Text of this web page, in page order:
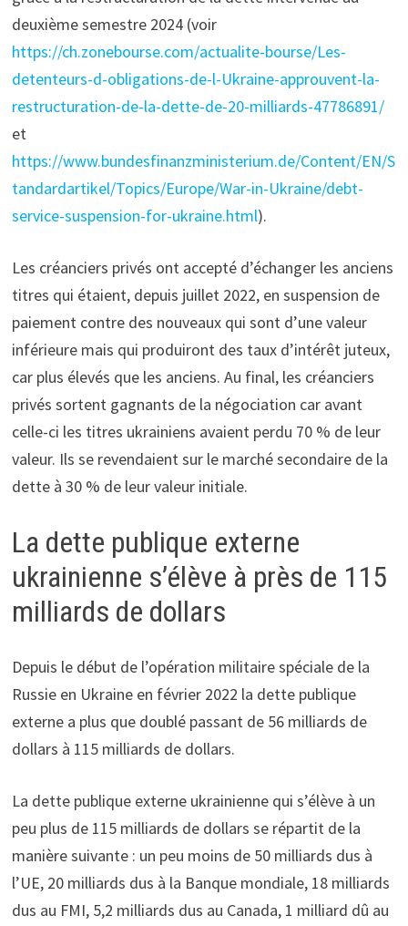
deuxième semestre 2024 (voir
https://ch.zonebourse.com/actualite-bourse/Les-
detenteurs-d-obligations-de-l-Ukraine-approuvent-la-
restructuration-de-la-dette-de-20-milliards-47786891/
et
https://www.bundesfinanzministerium.de/Content/EN/S
tandardartikel/Topics/Europe/War-in-Ukraine/debt-
service-suspension-for-ukraine.html).
Les créanciers privés ont accepté d’échanger les anciens
titres qui étaient, depuis juillet 2022, en suspension de
paiement contre des nouveaux qui sont d’une valeur
inférieure mais qui produiront des taux d’intérêt juteux,
car plus élevés que les anciens. Au final, les créanciers
privés sortent gagnants de la négociation car avant
celle-ci les titres ukrainiens avaient perdu 70 % de leur
valeur. Ils se revendaient sur le marché secondaire de la
dette à 30 % de leur valeur initiale.
La dette publique externe
ukrainienne s’élève à près de 115
milliards de dollars
Depuis le début de l’opération militaire spéciale de la
Russie en Ukraine en février 2022 la dette publique
externe a plus que doublé passant de 56 milliards de
dollars à 115 milliards de dollars.
La dette publique externe ukrainienne qui s’élève à un
peu plus de 115 milliards de dollars se répartit de la
manière suivante : un peu moins de 50 milliards dus à
l’UE, 20 milliards dus à la Banque mondiale, 18 milliards
dus au FMI, 5,2 milliards dus au Canada, 1 milliard dû au